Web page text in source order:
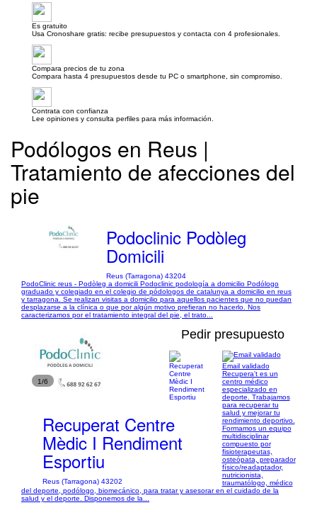
Es gratuito
Usa Cronoshare gratis: recibe presupuestos y contacta con 4 profesionales.
Compara precios de tu zona
Compara hasta 4 presupuestos desde tu PC o smartphone, sin compromiso.
Contrata con confianza
Lee opiniones y consulta perfiles para más información.
Podólogos en Reus |
Tratamiento de afecciones del
pie
Podoclinic Podòleg
Domicili
Reus (Tarragona) 43204
PodoClinic reus - Podòleg a domicili Podoclinic podología a domicilio Podólogo
graduado y colegiado en el colegio de pódologos de catalunya a domicilio en reus
y tarragona. Se realizan visitas a domicilio para aquellos pacientes que no puedan
desplazarse a la clínica o que por algún motivo prefieran no hacerlo. Nos
caracterizamos por el tratamiento integral del pie, el trato...
1/6
Pedir presupuesto
Recuperat Centre
Mèdic I Rendiment
Esportiu
Reus (Tarragona) 43202
Email validado
Recupera't es un
centro médico
especializado en
deporte. Trabajamos
para recuperar tu
salud y mejorar tu
rendimiento deportivo.
Formamos un equipo
multidisciplinar
compuesto por
fisioterapeutas,
osteópata, preparador
físico/readaptador,
nutricionista,
traumatólogo, médico
del deporte, podólogo, biomecánico, para tratar y asesorar en el cuidado de la
salud y el deporte. Disponemos de la...